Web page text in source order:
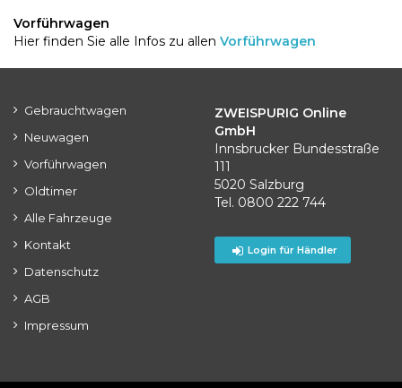
Vorführwagen
Hier finden Sie alle Infos zu allen Vorführwagen
Gebrauchtwagen
Neuwagen
Vorführwagen
Oldtimer
Alle Fahrzeuge
Kontakt
Datenschutz
AGB
Impressum
ZWEISPURIG Online
GmbH
Innsbrucker Bundesstraße
111
5020 Salzburg
Tel. 0800 222 744
Login für Händler